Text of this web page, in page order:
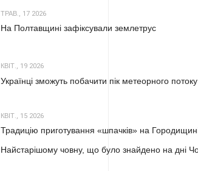
ТРАВ., 17 2026
На Полтавщині зафіксували землетрус
КВІТ., 19 2026
Українці зможуть побачити пік метеорного
КВІТ., 15 2026
Традицію приготування «шпачків» на
Найстарішому човну, що було знайдено на дні